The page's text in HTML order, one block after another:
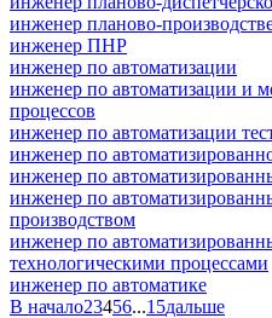
инженер планово-
инженер ПНР
инженер по автоматизации
инженер по автоматизации и
процессов
инженер по автоматизации
инженер по
инженер по
инженер по
производством
инженер по
технологическими процессами
инженер по автоматике
В начало23456...15дальше